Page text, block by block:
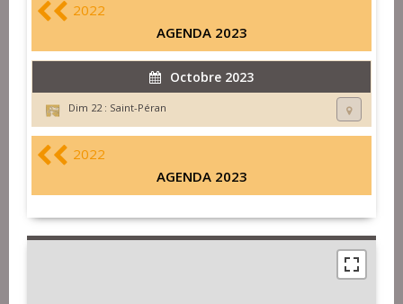
2022
AGENDA 2023
Octobre 2023
Dim 22 : Saint-Péran
2022
AGENDA 2023